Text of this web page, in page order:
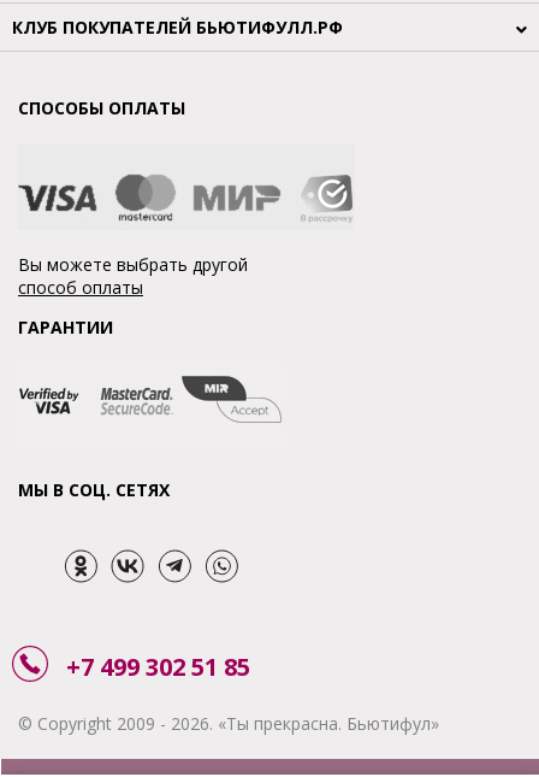
КЛУБ ПОКУПАТЕЛЕЙ БЬЮТИФУЛЛ.РФ
СПОСОБЫ ОПЛАТЫ
Вы можете выбрать другой
способ оплаты
ГАРАНТИИ
МЫ В СОЦ. СЕТЯХ
+7 499 302 51 85
© Copyright 2009 - 2026. «Ты прекрасна. Бьютифул»